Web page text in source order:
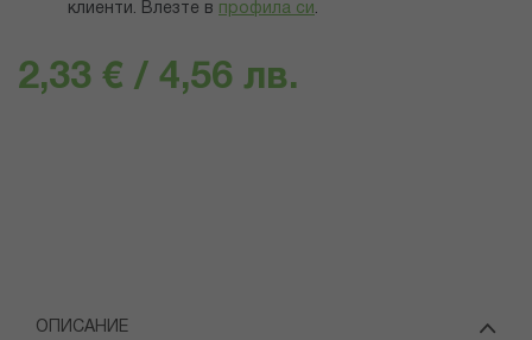
клиенти. Влезте в профила си .
2,33 € / 4,56 лв.
ОПИСАНИЕ